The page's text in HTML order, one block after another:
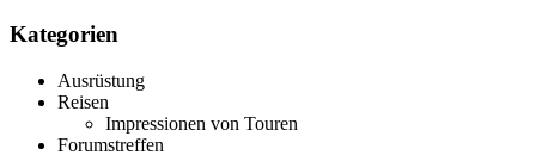
Kategorien
Ausrüstung
Reisen
Impressionen von Touren
Forumstreffen